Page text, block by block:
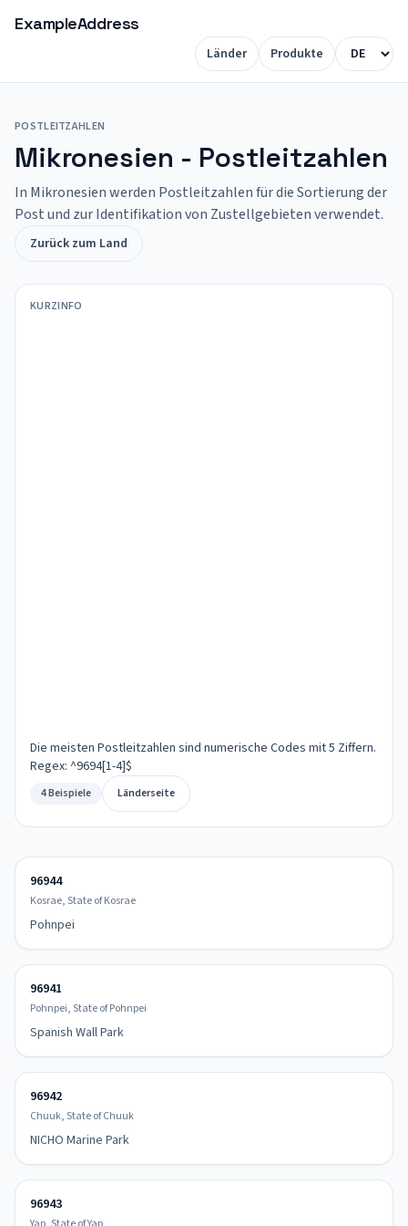
ExampleAddress
Länder Produkte
POSTLEITZAHLEN
Mikronesien - Postleitzahlen
In Mikronesien werden Postleitzahlen für die Sortierung der
Post und zur Identifikation von Zustellgebieten verwendet.
Zurück zum Land
KURZINFO
Die meisten Postleitzahlen sind numerische Codes mit 5 Ziffern.
Regex: ^9694[1-4]$
4 Beispiele Länderseite
96944
Kosrae, State of Kosrae
Pohnpei
96941
Pohnpei, State of Pohnpei
Spanish Wall Park
96942
Chuuk, State of Chuuk
NICHO Marine Park
96943